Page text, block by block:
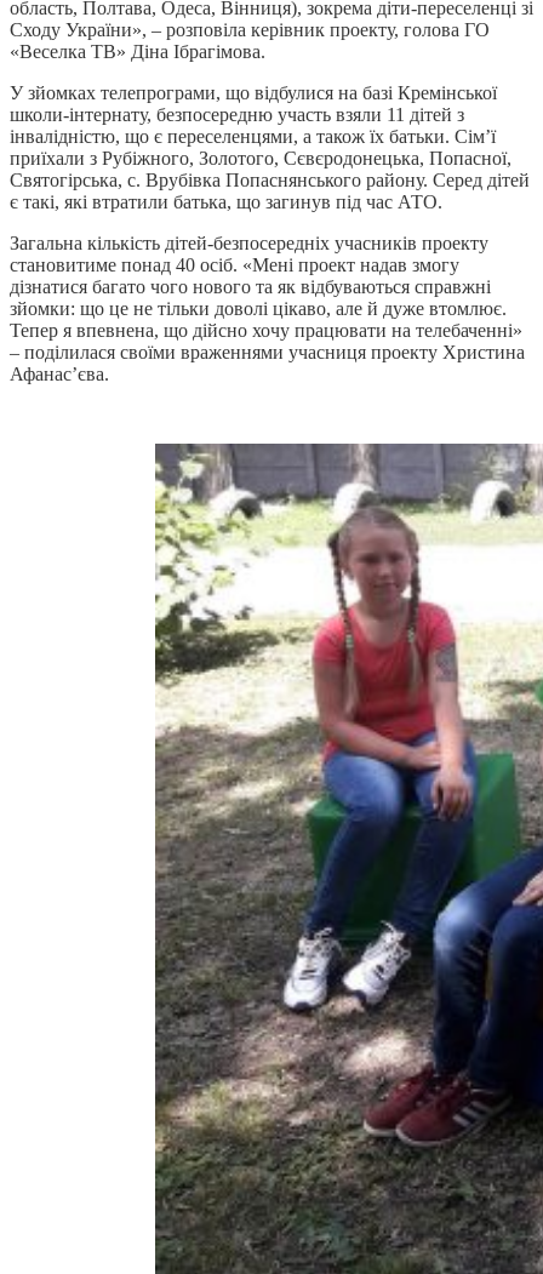
область, Полтава, Одеса, Вінниця), зокрема діти-переселенці зі
Сходу України», – розповіла керівник проекту, голова ГО
«Веселка ТВ» Діна Ібрагімова.
У зйомках телепрограми, що відбулися на базі Кремінської
школи-інтернату, безпосередню участь взяли 11 дітей з
інвалідністю, що є переселенцями, а також їх батьки. Сім’ї
приїхали з Рубіжного, Золотого, Сєвєродонецька, Попасної,
Святогірська, с. Врубівка Попаснянського району. Серед дітей
є такі, які втратили батька, що загинув під час АТО.
Загальна кількість дітей-безпосередніх учасників проекту
становитиме понад 40 осіб. «Мені проект надав змогу
дізнатися багато чого нового та як відбуваються справжні
зйомки: що це не тільки доволі цікаво, але й дуже втомлює.
Тепер я впевнена, що дійсно хочу працювати на телебаченні»
– поділилася своїми враженнями учасниця проекту Христина
Афанас’єва.